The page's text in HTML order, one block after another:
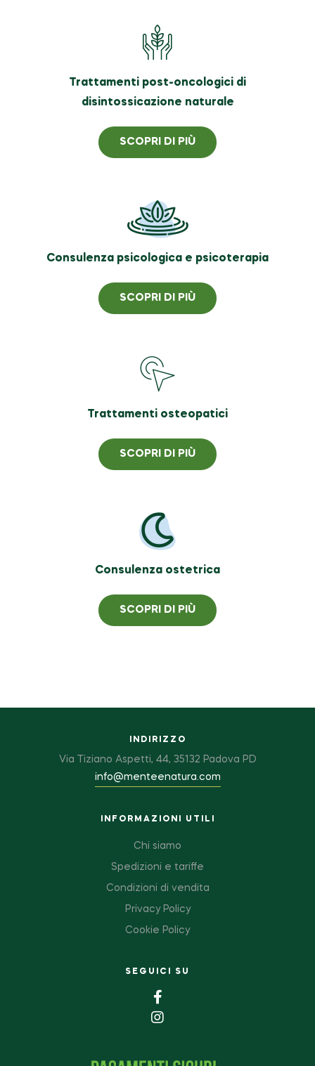
Trattamenti post-oncologici di
disintossicazione naturale
SCOPRI DI PIÙ
Consulenza psicologica e psicoterapia
SCOPRI DI PIÙ
Trattamenti osteopatici
SCOPRI DI PIÙ
Consulenza ostetrica
SCOPRI DI PIÙ
INDIRIZZO
Via Tiziano Aspetti, 44, 35132 Padova PD
info@menteenatura.com
INFORMAZIONI UTILI
Chi siamo
Spedizioni e tariffe
Condizioni di vendita
Privacy Policy
Cookie Policy
SEGUICI SU